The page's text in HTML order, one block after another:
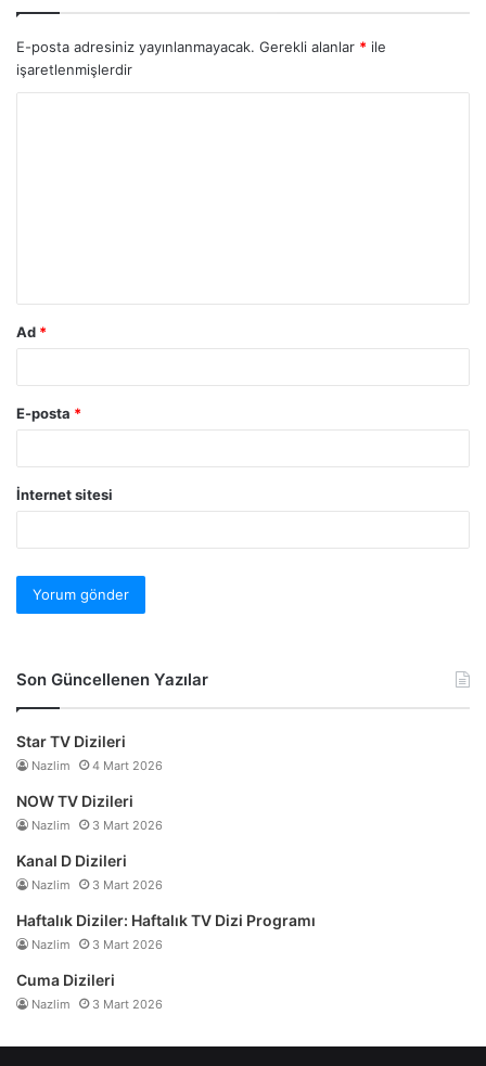
E-posta adresiniz yayınlanmayacak. Gerekli alanlar * ile
işaretlenmişlerdir
Ad *
E-posta *
İnternet sitesi
Son Güncellenen Yazılar
Star TV Dizileri
Nazlim 4 Mart 2026
NOW TV Dizileri
Nazlim 3 Mart 2026
Kanal D Dizileri
Nazlim 3 Mart 2026
Haftalık Diziler: Haftalık TV Dizi Programı
Nazlim 3 Mart 2026
Cuma Dizileri
Nazlim 3 Mart 2026